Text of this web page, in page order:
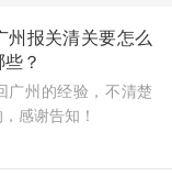
州报关清关要怎么
？
广州的经验，不清楚
感谢告知！